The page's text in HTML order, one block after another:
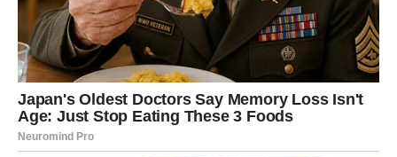
Pred vama su dani tokom kojih biste mogle dobiti novu
poslovnu ponudu, priliku za dodatnu zaradu ili pomoć
koja dolazi potpuno neočekivano.
Mnoge Ribe će konačno uspjeti riješiti probleme koji ih
dugo opterećuju i prvi put nakon mnogo vremena osjetiti